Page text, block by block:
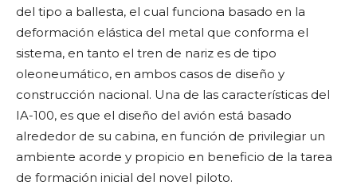
del tipo a ballesta, el cual funciona basado en la
deformación elástica del metal que conforma el
sistema, en tanto el tren de nariz es de tipo
oleoneumático, en ambos casos de diseño y
construcción nacional. Una de las características del
IA-100, es que el diseño del avión está basado
alrededor de su cabina, en función de privilegiar un
ambiente acorde y propicio en beneficio de la tarea
de formación inicial del novel piloto.